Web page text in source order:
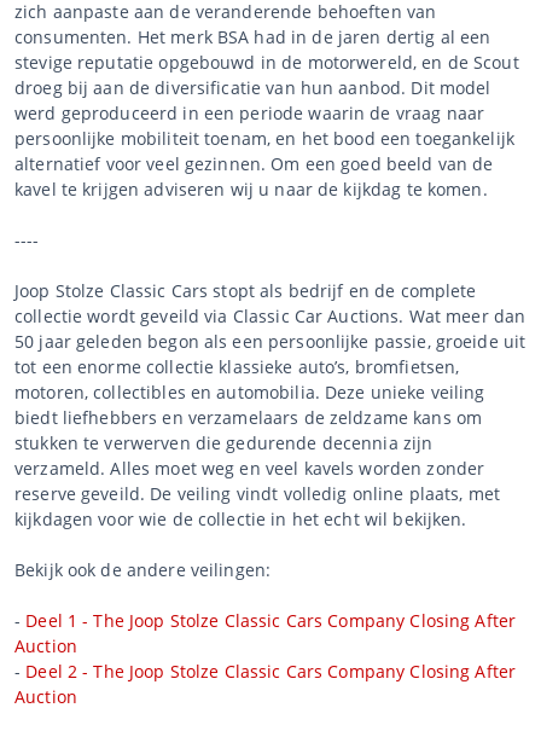
zich aanpaste aan de veranderende behoeften van
consumenten. Het merk BSA had in de jaren dertig al een
stevige reputatie opgebouwd in de motorwereld, en de Scout
droeg bij aan de diversificatie van hun aanbod. Dit model
werd geproduceerd in een periode waarin de vraag naar
persoonlijke mobiliteit toenam, en het bood een toegankelijk
alternatief voor veel gezinnen. Om een goed beeld van de
kavel te krijgen adviseren wij u naar de kijkdag te komen.
----
Joop Stolze Classic Cars stopt als bedrijf en de complete
collectie wordt geveild via Classic Car Auctions. Wat meer dan
50 jaar geleden begon als een persoonlijke passie, groeide uit
tot een enorme collectie klassieke auto’s, bromfietsen,
motoren, collectibles en automobilia. Deze unieke veiling
biedt liefhebbers en verzamelaars de zeldzame kans om
stukken te verwerven die gedurende decennia zijn
verzameld. Alles moet weg en veel kavels worden zonder
reserve geveild. De veiling vindt volledig online plaats, met
kijkdagen voor wie de collectie in het echt wil bekijken.
Bekijk ook de andere veilingen:
- Deel 1 - The Joop Stolze Classic Cars Company Closing After
Auction
- Deel 2 - The Joop Stolze Classic Cars Company Closing After
Auction